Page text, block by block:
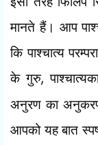
मानते हैं। आप
कि पाश्चात्य
के गुरु,
अनुरण का
आपको यह बात